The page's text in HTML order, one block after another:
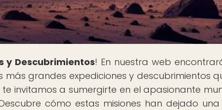
y Descubrimientos! En nuestra web
grandes expediciones y descubrimientos
invitamos a sumergirte en el apasionante
cómo estas misiones han dejado una